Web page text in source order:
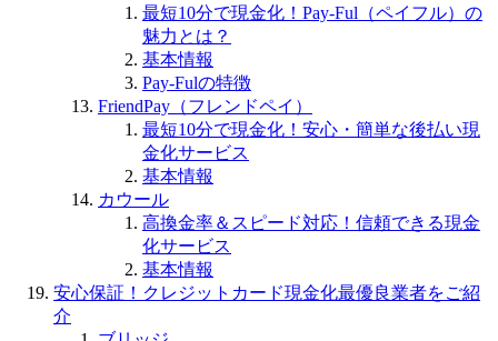
最短10分で現金化！Pay-Ful（ペイフル）の
魅力とは？
基本情報
Pay-Fulの特徴
FriendPay（フレンドペイ）
最短10分で現金化！安心・簡単な後払い現
金化サービス
基本情報
カウール
高換金率＆スピード対応！信頼できる現金
化サービス
基本情報
安心保証！クレジットカード現金化最優良業者をご紹
介